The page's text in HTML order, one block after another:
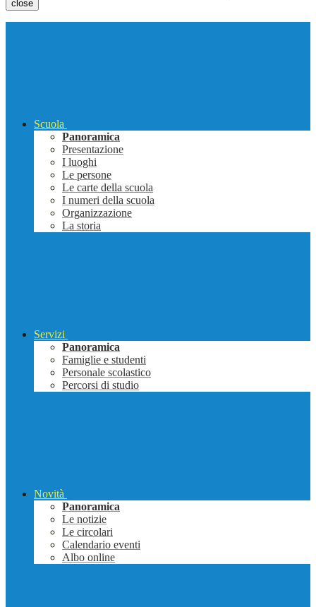
close
Scuola
Panoramica
Presentazione
I luoghi
Le persone
Le carte della scuola
I numeri della scuola
Organizzazione
La storia
Servizi
Panoramica
Famiglie e studenti
Personale scolastico
Percorsi di studio
Novità
Panoramica
Le notizie
Le circolari
Calendario eventi
Albo online